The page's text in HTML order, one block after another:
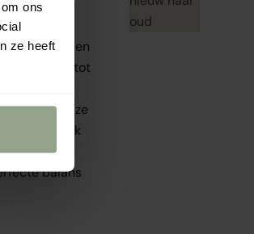
ons
ze heeft
oud
aan de
palmolie en
tot
dat ze
balans